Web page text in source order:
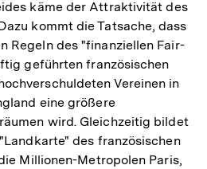
käme der Attraktivität des
kommt die Tatsache, dass
Regeln des "finanziellen Fair-
geführten französischen
Vereinen in
eine größere
wird. Gleichzeitig bildet
des französischen
Millionen-Metropolen Paris,